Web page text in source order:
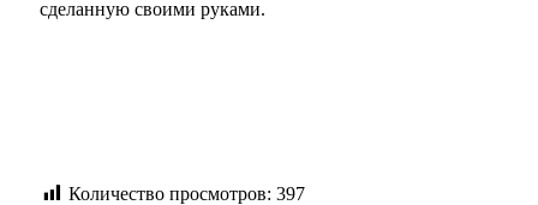
сделанную своими руками.
Количество просмотров: 397